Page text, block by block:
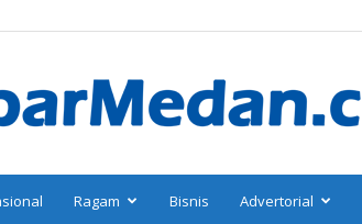
Ragam Bisnis Advertorial